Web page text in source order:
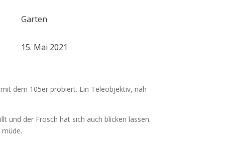
Garten
15. Mai 2021
dem 105er probiert. Ein Teleobjektiv, nah
und der Frosch hat sich auch blicken lassen.